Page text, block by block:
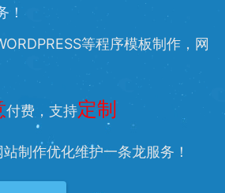
！
等程序模板制作，网
付费，支持定制
制作优化维护一条龙服务！